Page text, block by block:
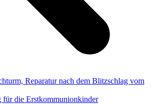
Reparatur nach dem Blitzschlag vom
die Erstkommunionkinder